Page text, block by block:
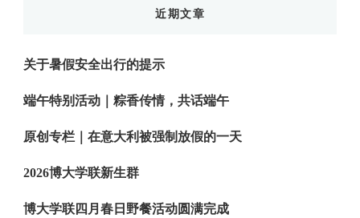
近期文章
关于暑假安全出行的提示
端午特别活动｜粽香传情，共话端午
原创专栏｜在意大利被强制放假的一天
2026博大学联新生群
博大学联四月春日野餐活动圆满完成